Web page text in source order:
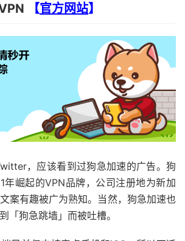
【官方网站】
，应该看到过狗急加速的广告。狗
年崛起的VPN品牌，公司注册地为新加
案有趣被广为熟知。当然，狗急加速也
「狗急跳墙」而被吐槽。